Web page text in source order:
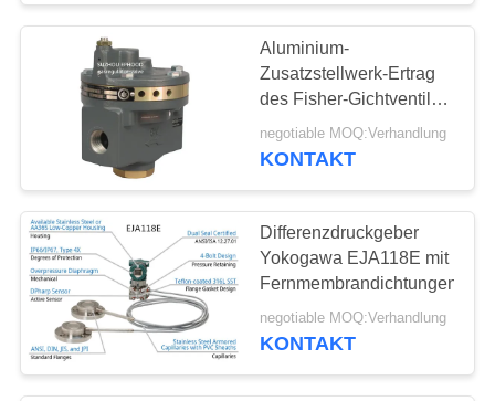
Edelstahl-
Kugelventil
Wasserschieber
18
Aluminium-
Zusatzstellwerk-Ertrag
des Fisher-Gichtventil-
2625 des Volumen-
2625NS
negotiable MOQ:Verhandlung
KONTAKT
Differenzdruckgeber
Yokogawa EJA118E mit
Fernmembrandichtungen
negotiable MOQ:Verhandlung
KONTAKT